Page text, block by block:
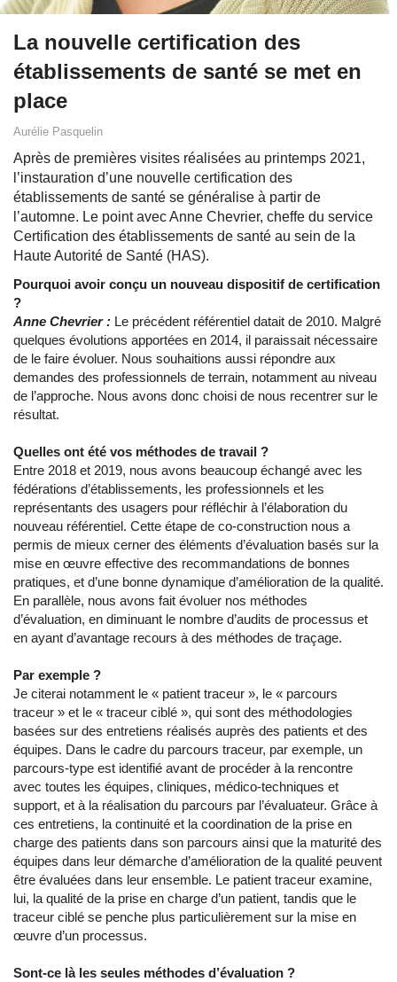
La nouvelle certification des
établissements de santé se met en
place
Aurélie Pasquelin
Après de premières visites réalisées au printemps 2021,
l’instauration d’une nouvelle certification des
établissements de santé se généralise à partir de
l’automne. Le point avec Anne Chevrier, cheffe du service
Certification des établissements de santé au sein de la
Haute Autorité de Santé (HAS).
Pourquoi avoir conçu un nouveau dispositif de certification
?
Anne Chevrier : Le précédent référentiel datait de 2010. Malgré
quelques évolutions apportées en 2014, il paraissait nécessaire
de le faire évoluer. Nous souhaitions aussi répondre aux
demandes des professionnels de terrain, notamment au niveau
de l’approche. Nous avons donc choisi de nous recentrer sur le
résultat.
Quelles ont été vos méthodes de travail ?
Entre 2018 et 2019, nous avons beaucoup échangé avec les
fédérations d’établissements, les professionnels et les
représentants des usagers pour réfléchir à l’élaboration du
nouveau référentiel. Cette étape de co-construction nous a
permis de mieux cerner des éléments d’évaluation basés sur la
mise en œuvre effective des recommandations de bonnes
pratiques, et d’une bonne dynamique d’amélioration de la qualité.
En parallèle, nous avons fait évoluer nos méthodes
d’évaluation, en diminuant le nombre d’audits de processus et
en ayant d’avantage recours à des méthodes de traçage.
Par exemple ?
Je citerai notamment le « patient traceur », le « parcours
traceur » et le « traceur ciblé », qui sont des méthodologies
basées sur des entretiens réalisés auprès des patients et des
équipes. Dans le cadre du parcours traceur, par exemple, un
parcours-type est identifié avant de procéder à la rencontre
avec toutes les équipes, cliniques, médico-techniques et
support, et à la réalisation du parcours par l’évaluateur. Grâce à
ces entretiens, la continuité et la coordination de la prise en
charge des patients dans son parcours ainsi que la maturité des
équipes dans leur démarche d’amélioration de la qualité peuvent
être évaluées dans leur ensemble. Le patient traceur examine,
lui, la qualité de la prise en charge d’un patient, tandis que le
traceur ciblé se penche plus particulièrement sur la mise en
œuvre d’un processus.
Sont-ce là les seules méthodes d’évaluation ?